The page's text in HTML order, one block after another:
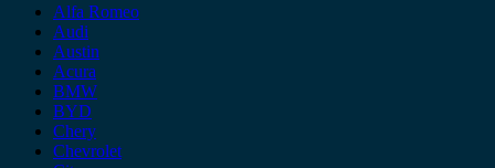
Alfa Romeo
Audi
Austin
Acura
BMW
BYD
Chery
Chevrolet